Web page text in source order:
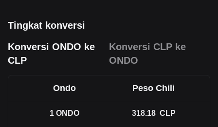
Tingkat konversi
Konversi ONDO ke
CLP
Konversi CLP ke
ONDO
Ondo Peso Chili
1 ONDO 318.18 CLP